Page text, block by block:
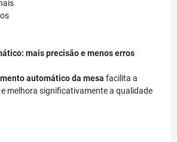
mais precisão e menos erros
automático da mesa facilita a
melhora significativamente a qualidade